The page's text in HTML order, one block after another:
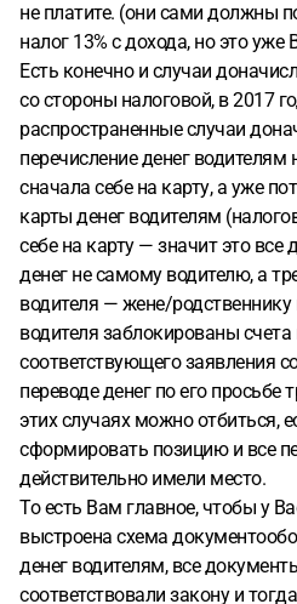
не платите. (они сами должны
налог 13% с дохода, но это уже
Есть конечно и случаи
со стороны налоговой, в 2017
распространенные случаи
перечисление денег водителям
сначала себе на карту, а уже
карты денег водителям
себе на карту — значит это
денег не самому водителю, а
водителя — жене/родственнику
водителя заблокированы
соответствующего заявления
переводе денег по его просьбе
этих случаях можно отбиться,
сформировать позицию и все
действительно имели место.
То есть Вам главное, чтобы у
выстроена схема
денег водителям, все
соответствовали закону и